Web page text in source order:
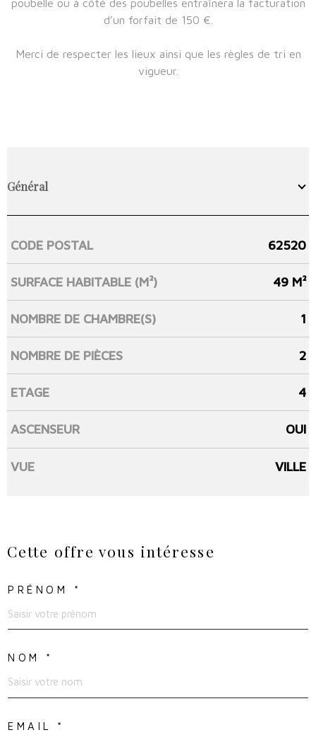
poubelle ou à côté des poubelles entraînera la facturation
d’un forfait de 150 €.
Merci de respecter les lieux ainsi que les règles de tri en
vigueur.
Général
Caractérisque Valeurs
CODE POSTAL 62520
SURFACE HABITABLE (M²) 49 M²
NOMBRE DE CHAMBRE(S) 1
NOMBRE DE PIÈCES 2
ETAGE 4
ASCENSEUR OUI
VUE VILLE
Cette offre vous intéresse
PRÉNOM *
NOM *
EMAIL *